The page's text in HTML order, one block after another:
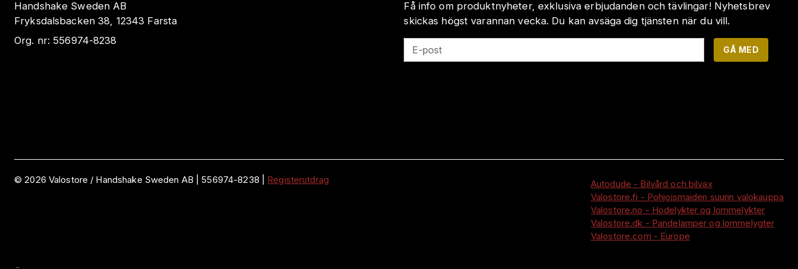
Handshake Sweden AB
Fryksdalsbacken 38, 12343 Farsta
Org. nr: 556974-8238
Få info om produktnyheter, exklusiva erbjudanden och tävlingar! Nyhetsbrev
skickas högst varannan vecka. Du kan avsäga dig tjänsten när du vill.
E-post GÅ MED
©2026 Valostore / Handshake Sweden AB 556974-8238 Registerutdrag
Autodude - Bilvård och bilvax
Valostore.fi - Pohjoismaiden suurin valokauppa
Valostore.no - Hodelykter og lommelykter
Valostore.dk - Pandelamper og lommelygter
Valostore.com - Europe